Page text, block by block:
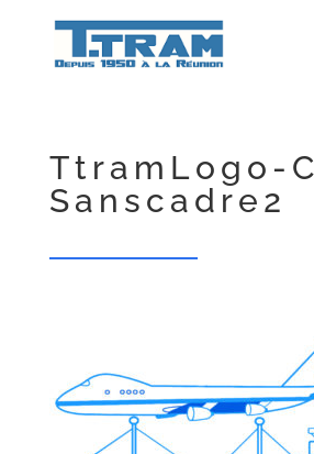
TtramLogo-
Sanscadre2